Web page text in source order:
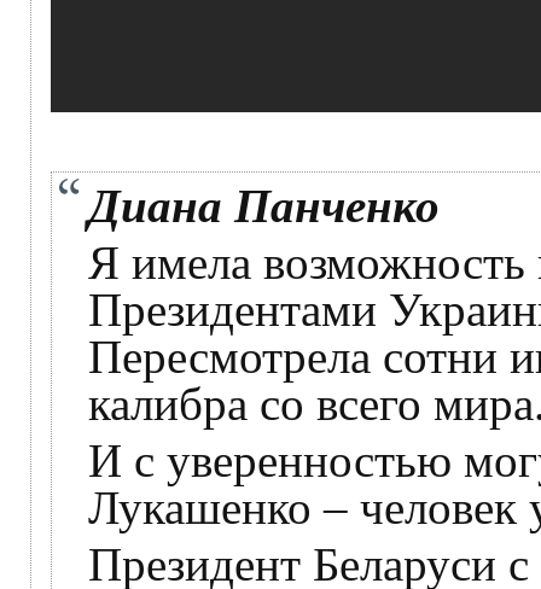
Диана Панченко
Я имела возможность
Президентами
Пересмотрела сотни
калибра со всего
И с уверенностью
Лукашенко – человек
Президент Беларуси